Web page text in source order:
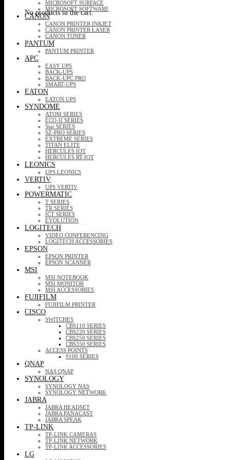
No products in the cart.
MICROSOFT SURFACE
MICROSOFT SOFTWARE
CANON
CANON PRINTER INKJET
CANON PRINTER LASER
CANON TONER
PANTUM
PANTUM PRINTER
APC
EASY UPS
BACK-UPS
BACK-UPC PRO
SMART-UPS
EATON
EATON UPS
SYNDOME
ATOM SERIES
ECO-II SERIES
Star SERIES
SZ-PRO SERIES
EXTREME SERIES
TITAN ELITE
HERCULES IOT
HERCULES RT-IOT
LEONICS
UPS LEONICS
VERTIV
UPS VERTIV
POWERMATIC
T SERIES
TR SERIES
ICT SERIES
EVOLUTION
LOGITECH
VIDEO CONFERENCING
LOGITECH ACCESSORIES
EPSON
EPSON PRINTER
EPSON SCANNER
MSI
MSI NOTEBOOK
MSI MONITOR
MSI ACCESSORIES
FUJIFILM
FUJIFILM PRINTER
CISCO
SWITCHES
CBS110 SERIES
CBS220 SERIES
CBS250 SERIES
CBS350 SERIES
ACCESS POINTS
9100 SERIES
QNAP
NAS QNAP
SYNOLOGY
SYNOLOGY NAS
SYNOLOGY NETWORK
JABRA
JABRA HEADSET
JABRA PANACAST
JABRA SPEAK
TP-LINK
TP-LINK CAMERAS
TP-LINK NETWORK
TP-LINK ACCESSORIES
LG